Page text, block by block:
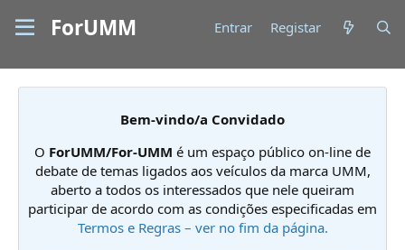
ForUMM Entrar Registar
Bem-vindo/a Convidado
O ForUMM/For-UMM é um espaço público on-line de
debate de temas ligados aos veículos da marca UMM,
aberto a todos os interessados que nele queiram
participar de acordo com as condições especificadas em
Termos e Regras – ver no fim da página.